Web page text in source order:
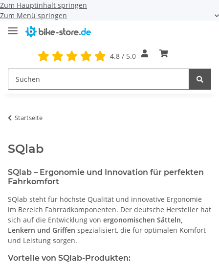
Zum Hauptinhalt springen
Zum Menü springen
4.8 / 5.0
Startseite
SQlab
SQlab – Ergonomie und Innovation für perfekten
Fahrkomfort
SQlab steht für höchste Qualität und innovative Ergonomie
im Bereich Fahrradkomponenten. Der deutsche Hersteller hat
sich auf die Entwicklung von ergonomischen Sätteln,
Lenkern und Griffen spezialisiert, die für optimalen Komfort
und Leistung sorgen.
Vorteile von SQlab-Produkten: